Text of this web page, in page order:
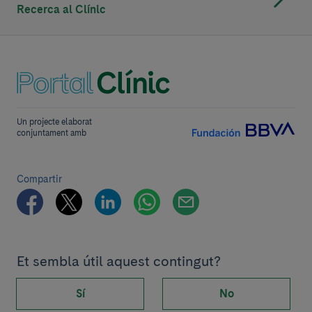
Recerca al Clínic
Un projecte elaborat
conjuntament amb
Compartir
Et sembla útil aquest contingut?
Sí No